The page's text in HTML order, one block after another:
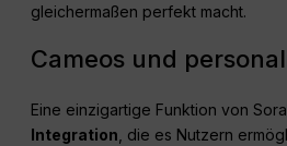
gleichermaßen perfekt macht.
Cameos und
Eine einzigartige Funktion von
Integration , die es Nutzern